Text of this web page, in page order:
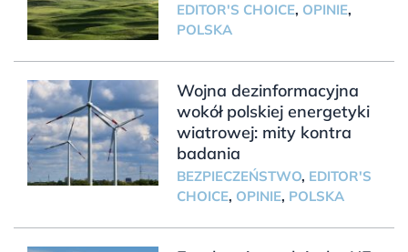
EDITOR'S CHOICE, OPINIE,
POLSKA
Wojna dezinformacyjna
wokół polskiej energetyki
wiatrowej: mity kontra
badania
BEZPIECZEŃSTWO, EDITOR'S
CHOICE, OPINIE, POLSKA